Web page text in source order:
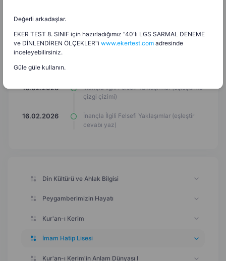
16.02.2026
İnançla İlgili Felsefi Yaklaşımlar (hafıza
kartları)
16.02.2026
İnançla İlgili Felsefi Yaklaşımlar (eşleştirme
çizgi çizimi)
16.02.2026
İnançla İlgili Felsefi Yaklaşımlar (eşleştir
cevabı yaz)
Din Kültürü ve Ahlak Bilgisi
Peygamberimizin Hayatı
Kur'an-ı Kerim
İmam Hatip Lisesi
Kur'an-ı Kerim'in Anlam Dünyası I
Değerli arkadaşlar.
EKER TEST 8. SINIF için hazırladığımız "40'lı LGS SARMAL DENEME
ve DİNLENDİREN ÖLÇEKLER"i www.ekertest.com adresinde
inceleyebilirsiniz.
Güle güle kullanın.